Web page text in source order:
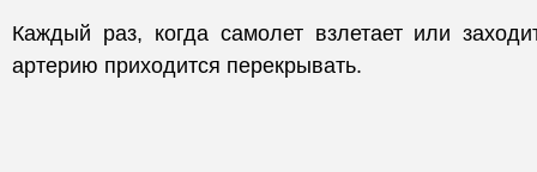
Каждый раз, когда самолет взлетает или
артерию приходится перекрывать.